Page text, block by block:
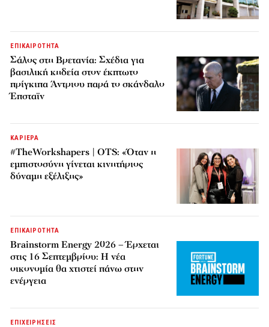
ΕΠΙΚΑΙΡΟΤΗΤΑ
Σάλος στη Βρετανία: Σχέδια για
βασιλική κηδεία στον έκπτωτο
πρίγκιπα Άντριου παρά το σκάνδαλο
Έπσταϊν
ΚΑΡΙΕΡΑ
#TheWorkshapers | OTS: «Όταν η
εμπιστοσύνη γίνεται κινητήριος
δύναμη εξέλιξης»
ΕΠΙΚΑΙΡΟΤΗΤΑ
Brainstorm Energy 2026 – Έρχεται
στις 16 Σεπτεμβρίου: Η νέα
οικονομία θα χτιστεί πάνω στην
ενέργεια
ΕΠΙΧΕΙΡΗΣΕΙΣ